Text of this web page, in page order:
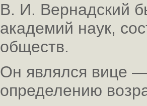
В. И. Вернадский
академий наук,
обществ.
Он являлся вице
определению